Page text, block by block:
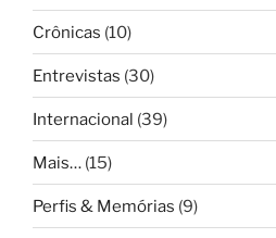
Crônicas (10)
Entrevistas (30)
Internacional (39)
Mais… (15)
Perfis & Memórias (9)